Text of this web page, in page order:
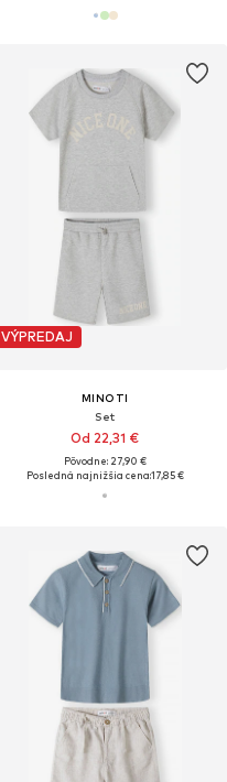
VÝPREDAJ
MINOTI
Set
Od 22,31 €
Pôvodne: 27,90 €
Posledná najnižšia cena:17,85 €